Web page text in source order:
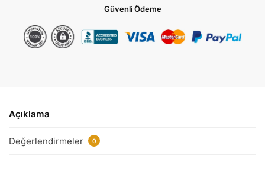
Güvenli Ödeme
Açıklama
Değerlendirmeler 0